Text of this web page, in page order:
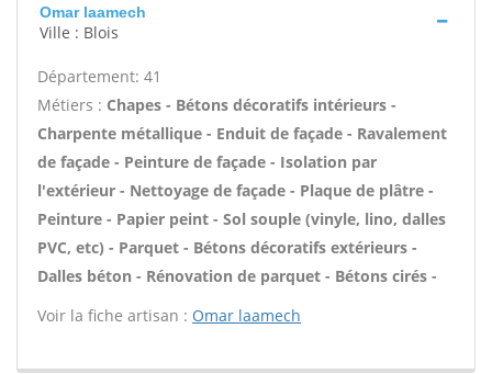
Omar laamech
Ville : Blois
Département: 41
Métiers : Chapes - Bétons décoratifs intérieurs -
Charpente métallique - Enduit de façade - Ravalement
de façade - Peinture de façade - Isolation par
l'extérieur - Nettoyage de façade - Plaque de plâtre -
Peinture - Papier peint - Sol souple (vinyle, lino, dalles
PVC, etc) - Parquet - Bétons décoratifs extérieurs -
Dalles béton - Rénovation de parquet - Bétons cirés -
Voir la fiche artisan : Omar laamech